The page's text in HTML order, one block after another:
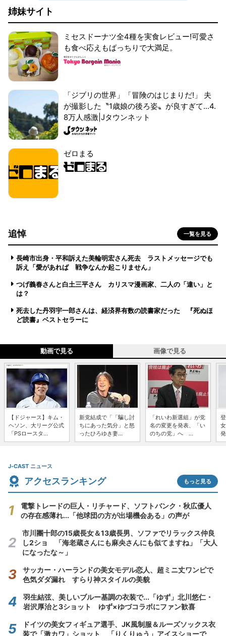
姉妹サイト
ミセスドーナツ全4種を実食レビュー!可愛さ
も食べ応えもばっちりで大満足。
「ジブリの世界」「冒険のはじまりだ!」 夫
が撮影した〝1歳娘の後ろ姿〟が良すぎて...4.
8万人感激|Jタウンネット
ゼロまる
追悼 一覧を見る
長崎市出身・平和訴えた美輪明宏さん死去 ラストメッセージでも
訴え「愛があれば 戦争なんか起こりません」
つげ義春さんと白土三平さん カリスマ漫画家、二人の「違い」と
は？
死去した丹羽宇一郎さんは、経済界有数の読書家だった 『死ぬほ
ど読書』ベストセラーに
動画で見る 画像で見る
【ドジャース】キム・
ヘソン、大リーグ公式
「PSロースタ...
新党結成で「「騙し討
ちにあった気分」と怒
ったひろゆき妻...
「れいわ新選組」が党
名の変更を発表、「い
のちの党」へ ...
J-CAST ニュース
アクセスランキング もっと見る
電撃トレードの巨人・リチャード、ソフトバンク・秋広優人
の存在感薄れ...「他球団の方が出場機会ある」の声が
市川團十郎の15歳長女＆13歳長男、ソファでリラックス仲良
し2ショ 「海老蔵さんにも麻央さんにも似てますね」「大人
になったな～」
サッカー・ハーランドの美女モデル恋人、超ミニ丈ワンピで
色気ダダ漏れ すらり神スタイルの美貌
羽生結弦、美しいブルー基調の衣装で...「ゆず」北川悠仁・
岩沢厚治と3ショット ゆず×ゆづコラボにファン歓喜
ドイツの美女フィギュア選手、JK風制服＆ルーズソックス衣
装で「激カワ」ショット 「りくりゅう」アイスショーで